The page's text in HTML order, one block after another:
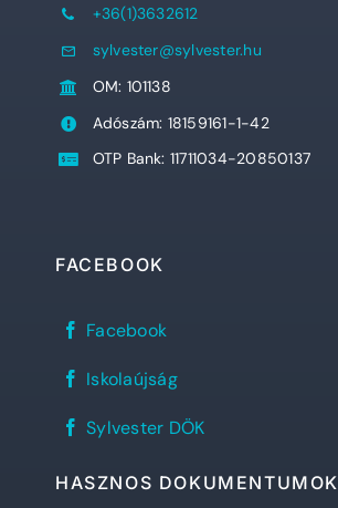
+36(1)3632612
sylvester@sylvester.hu
OM: 101138
Adószám: 18159161-1-42
OTP Bank: 11711034-20850137
FACEBOOK
Sylvester
János
Gimnázium
facebook
Facebook
REFlex,
diáklapja
Iskolaújság
Sylvester
DÖK
oldala
Sylvester DÖK
HASZNOS DOKUMENTUMOK